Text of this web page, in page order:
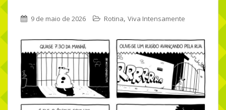
n
o
e
9 de maio de 2026 Rotina, Viva Intensamente